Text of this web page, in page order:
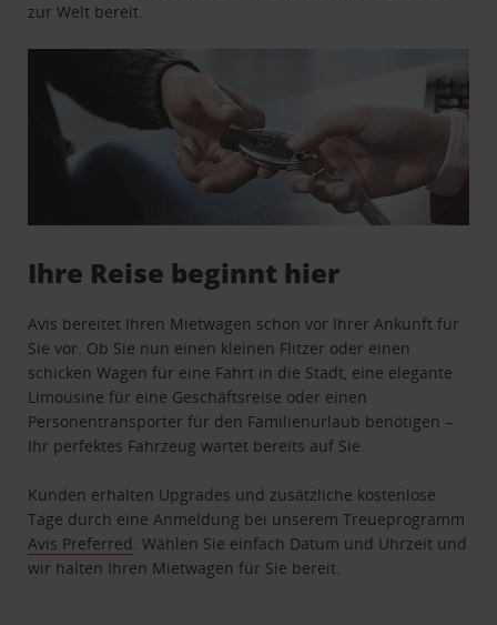
zur Welt bereit.
Ihre Reise beginnt hier
Avis bereitet Ihren Mietwagen schon vor Ihrer Ankunft für
Sie vor. Ob Sie nun einen kleinen Flitzer oder einen
schicken Wagen für eine Fahrt in die Stadt, eine elegante
Limousine für eine Geschäftsreise oder einen
Personentransporter für den Familienurlaub benötigen –
Ihr perfektes Fahrzeug wartet bereits auf Sie.
Kunden erhalten Upgrades und zusätzliche kostenlose
Tage durch eine Anmeldung bei unserem Treueprogramm
Avis Preferred . Wählen Sie einfach Datum und Uhrzeit und
wir halten Ihren Mietwagen für Sie bereit.